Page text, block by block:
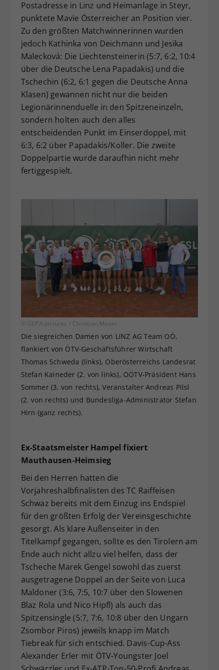
Postadresse in Linz und Heimanlage in Steyr,
punktete Mavie Österreicher an Position vier.
Zu den größten Matchwinnerinnen wurden
jedoch Kathinka von Deichmann und Jesika
Malecková: Die Liechtensteinerin (5:7, 6:2, 10:4
über die Deutsche Lena Papadakis) und die
Tschechin (6:2, 6:1 gegen die Deutsche Anna
Klasen) gewannen nicht nur die beiden
Legionärinnenduelle in den Spitzeneinzeln,
sondern holten auch den alles
entscheidenden Punkt im Einserdoppel, mit
6:3, 6:2 über Papadakis/Koller. Die zweite
Doppelpartie wurde daraufhin nicht mehr
fertiggespielt.
© GEPA pictures / Christian Moser
Die siegreichen Damen von LINZ AG Team OÖ,
flankiert von ÖTV-Geschäftsführer Wirtschaft
Thomas Schweda (links), Oberösterreichs Landesrat
Stefan Kaineder (2. von links), OÖTV-Präsident Hans
Sommer (3. von rechts), Veranstalter Andreas Pilsl
(2. von rechts) und Bundesliga-Administrator Stefan
Hirn (ganz rechts).
Ex-Staatsmeister Hampel fixiert
Mauthausen-Heimsieg
Bei den Herren hatten die
Vorjahreshalbfinalisten des TC Raiffeisen
Schwaz bereits mit dem Einzug ins Endspiel
für den größten Erfolg der Vereinsgeschichte
gesorgt. Als klare Außenseiter in den
Titelkampf gegangen, sollte es den Tirolern am
Ende auch nicht allzu viel helfen, dass der
Tscheche Marek Gengel sowohl das zuerst
ausgetragene Doppel an der Seite von Luca
Maldoner (3:6, 7:5, 10:7 über den Slowenen
Blaz Rola und Nico Hipfl) als auch das
Spitzensingle (5:7, 7:6, 10:8 über den Ungarn
Zsombor Piros) jeweils knapp im Match
Tiebreak für sich entschied. Davis-Cup-Ass
Alexander Erler mit ÖTV-Youngster Joel